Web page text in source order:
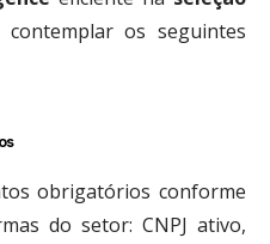
os seguintes
obrigatórios conforme
do setor: CNPJ ativo,